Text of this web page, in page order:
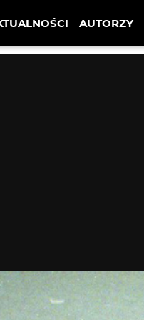
AUTORZY